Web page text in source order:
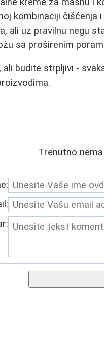
kombinaciji čišćenja
ali uz pravilnu negu
sa proširenim
ali budite strpljivi -
Trenutno